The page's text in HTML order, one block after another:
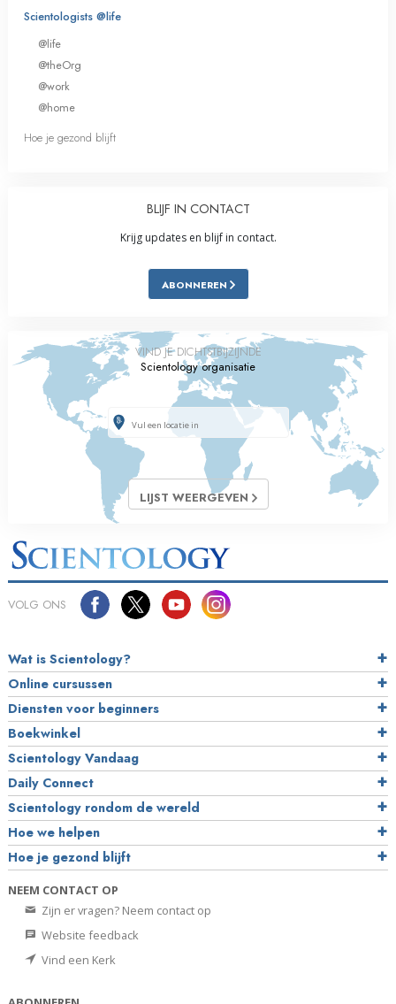
Scientologists @life
@life
@theOrg
@work
@home
Hoe je gezond blijft
BLIJF IN CONTACT
Krijg updates en blijf in contact.
ABONNEREN
VIND JE DICHTSTBIJZIJNDE
Scientology organisatie
LIJST WEERGEVEN
VOLG ONS
Wat is Scientology?
Online cursussen
Diensten voor beginners
Boekwinkel
Scientology Vandaag
Daily Connect
Scientology rondom de wereld
Hoe we helpen
Hoe je gezond blijft
NEEM CONTACT OP
Zijn er vragen? Neem contact op
Website feedback
Vind een Kerk